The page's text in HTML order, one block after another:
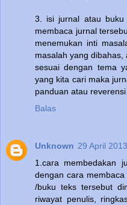
3. isi jurnal atau buku
membaca jurnal
menemukan inti
masalah yang
sesuai dengan tema
yang kita cari maka
panduan atau reverensi
Balas
Unknown 29 April
1.cara membedakan
dengan cara
/buku teks tersebut
riwayat penulis,